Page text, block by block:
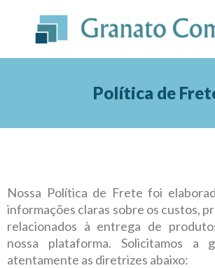
conteúdo
Política de
Nossa Política de Frete foi
informações claras sobre os custos,
relacionados à entrega de
nossa plataforma. Solicitamos a
atentamente as diretrizes abaixo: